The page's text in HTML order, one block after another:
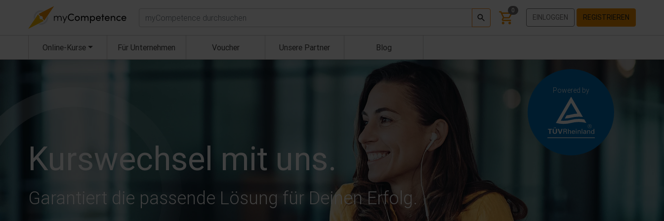
Suchen 0
EINLOGGEN REGISTRIEREN
Online-Kurse Für Unternehmen Voucher Unsere Partner Blog
Powered by
Kurswechsel mit uns.
Garantiert die passende Lösung für Deinen Erfolg.